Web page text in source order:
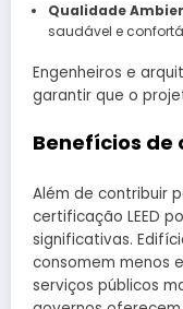
Qualidade
saudável e
Engenheiros e
garantir que o
Benefícios de
Além de contribuir
certificação LEED
significativas.
consomem menos
serviços públicos